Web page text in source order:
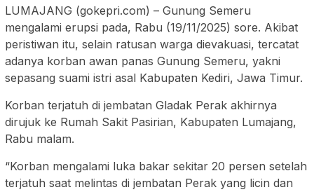
LUMAJANG (gokepri.com) – Gunung Semeru
mengalami erupsi pada, Rabu (19/11/2025) sore. Akibat
peristiwan itu, selain ratusan warga dievakuasi, tercatat
adanya korban awan panas Gunung Semeru, yakni
sepasang suami istri asal Kabupaten Kediri, Jawa Timur.
Korban terjatuh di jembatan Gladak Perak akhirnya
dirujuk ke Rumah Sakit Pasirian, Kabupaten Lumajang,
Rabu malam.
“Korban mengalami luka bakar sekitar 20 persen setelah
terjatuh saat melintas di jembatan Perak yang licin dan